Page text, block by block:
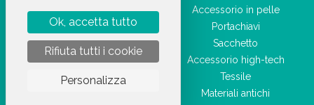
Bagaglieria
Accessorio di bellezza
Accessorio in pelle
Portachiavi
Sacchetto
Accessorio high-tech
Tessile
Materiali antichi
Ok, accetta tutto
Rifiuta tutti i cookie
Personalizza